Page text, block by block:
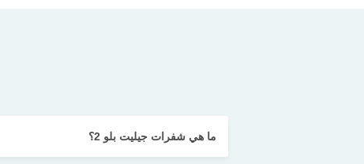
ما هي شفرات جيليت بلو 2؟